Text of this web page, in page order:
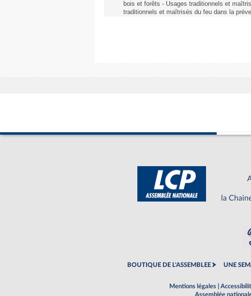
bois et forêts - Usages traditionnels et
traditionnels et maîtrisés du feu dans la
la
BOUTIQUE DE L'ASSEMBLEE UNE
Mentions légales
Assemblée